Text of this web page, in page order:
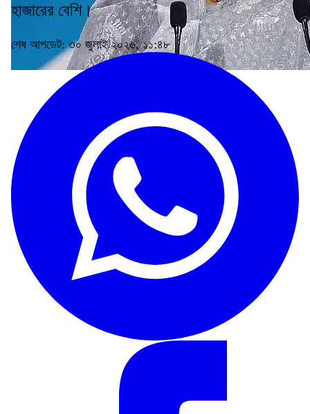
হাজারের বেশি।
শেষ আপডেট: ৩০ জুলাই ২০২৬, ১১:৪৮